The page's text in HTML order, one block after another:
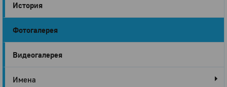
История
Фотогалерея
Видеогалерея
Имена